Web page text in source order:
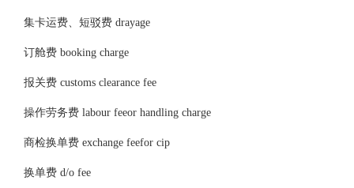
集卡运费、短驳费 drayage
订舱费 booking charge
报关费 customs clearance fee
操作劳务费 labour feeor handling charge
商检换单费 exchange feefor cip
换单费 d/o fee